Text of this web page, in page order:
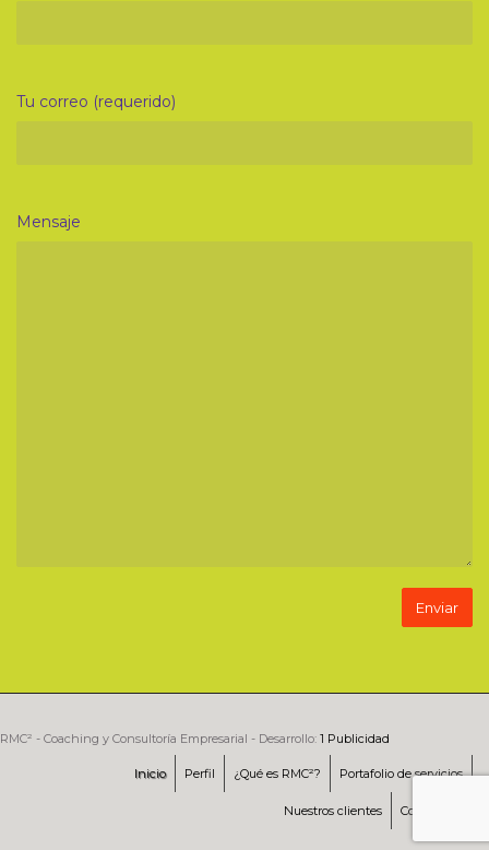
Tu correo (requerido)
Mensaje
RMC² - Coaching y Consultoría Empresarial - Desarrollo: 1 Publicidad
Inicio Perfil ¿Qué es RMC²? Portafolio de servicios
Nuestros clientes Contáctenos